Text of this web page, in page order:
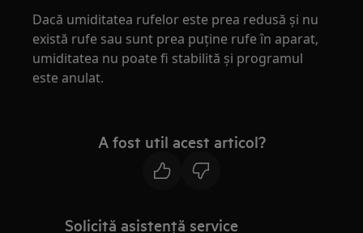
Dacă umiditatea rufelor este prea redusă şi nu
există rufe sau sunt prea puţine rufe în aparat,
umiditatea nu poate fi stabilită şi programul
este anulat.
A fost util acest articol?
Solicită asistenţă service